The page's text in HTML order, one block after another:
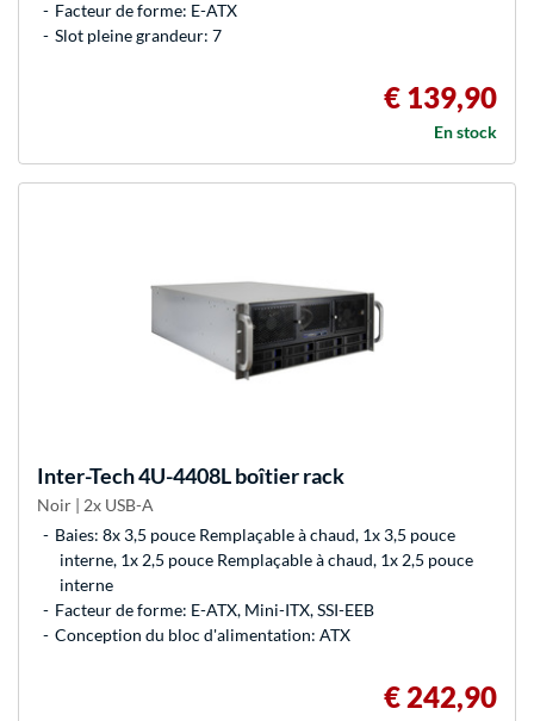
Facteur de forme: E-ATX
Slot pleine grandeur: 7
€ 139,90
En stock
Inter-Tech4U-4408L boîtier rack
Noir | 2x USB-A
Baies: 8x 3,5 pouce Remplaçable à chaud, 1x 3,5 pouce
interne, 1x 2,5 pouce Remplaçable à chaud, 1x 2,5 pouce
interne
Facteur de forme: E-ATX, Mini-ITX, SSI-EEB
Conception du bloc d'alimentation: ATX
€ 242,90